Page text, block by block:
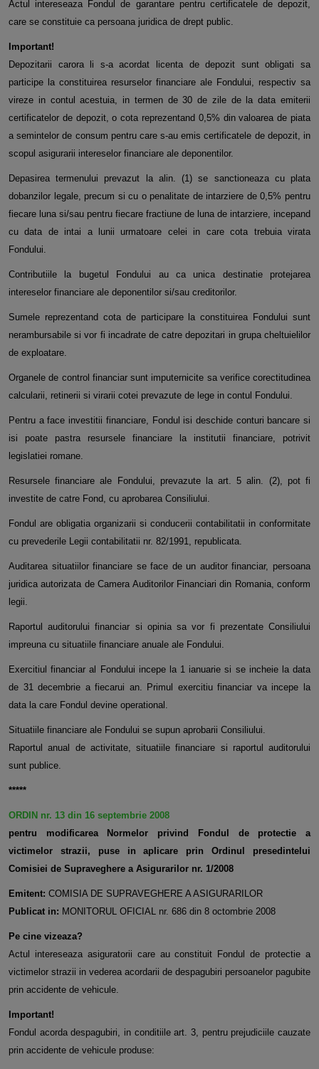
Actul intereseaza Fondul de garantare pentru certificatele de depozit,
care se constituie ca persoana juridica de drept public.
Important!
Depozitarii carora li s-a acordat licenta de depozit sunt obligati sa
participe la constituirea resurselor financiare ale Fondului, respectiv sa
vireze in contul acestuia, in termen de 30 de zile de la data emiterii
certificatelor de depozit, o cota reprezentand 0,5% din valoarea de piata
a semintelor de consum pentru care s-au emis certificatele de depozit, in
scopul asigurarii intereselor financiare ale deponentilor.
Depasirea termenului prevazut la alin. (1) se sanctioneaza cu plata
dobanzilor legale, precum si cu o penalitate de intarziere de 0,5% pentru
fiecare luna si/sau pentru fiecare fractiune de luna de intarziere, incepand
cu data de intai a lunii urmatoare celei in care cota trebuia virata
Fondului.
Contributiile la bugetul Fondului au ca unica destinatie protejarea
intereselor financiare ale deponentilor si/sau creditorilor.
Sumele reprezentand cota de participare la constituirea Fondului sunt
nerambursabile si vor fi incadrate de catre depozitari in grupa cheltuielilor
de exploatare.
Organele de control financiar sunt imputernicite sa verifice corectitudinea
calcularii, retinerii si virarii cotei prevazute de lege in contul Fondului.
Pentru a face investitii financiare, Fondul isi deschide conturi bancare si
isi poate pastra resursele financiare la institutii financiare, potrivit
legislatiei romane.
Resursele financiare ale Fondului, prevazute la art. 5 alin. (2), pot fi
investite de catre Fond, cu aprobarea Consiliului.
Fondul are obligatia organizarii si conducerii contabilitatii in conformitate
cu prevederile Legii contabilitatii nr. 82/1991, republicata.
Auditarea situatiilor financiare se face de un auditor financiar, persoana
juridica autorizata de Camera Auditorilor Financiari din Romania, conform
legii.
Raportul auditorului financiar si opinia sa vor fi prezentate Consiliului
impreuna cu situatiile financiare anuale ale Fondului.
Exercitiul financiar al Fondului incepe la 1 ianuarie si se incheie la data
de 31 decembrie a fiecarui an. Primul exercitiu financiar va incepe la
data la care Fondul devine operational.
Situatiile financiare ale Fondului se supun aprobarii Consiliului.
Raportul anual de activitate, situatiile financiare si raportul auditorului
sunt publice.
*****
ORDIN nr. 13 din 16 septembrie 2008
pentru modificarea Normelor privind Fondul de protectie a
victimelor strazii, puse in aplicare prin Ordinul presedintelui
Comisiei de Supraveghere a Asigurarilor nr. 1/2008
Emitent: COMISIA DE SUPRAVEGHERE A ASIGURARILOR
Publicat in: MONITORUL OFICIAL nr. 686 din 8 octombrie 2008
Pe cine vizeaza?
Actul intereseaza asiguratorii care au constituit Fondul de protectie a
victimelor strazii in vederea acordarii de despagubiri persoanelor pagubite
prin accidente de vehicule.
Important!
Fondul acorda despagubiri, in conditiile art. 3, pentru prejudiciile cauzate
prin accidente de vehicule produse: